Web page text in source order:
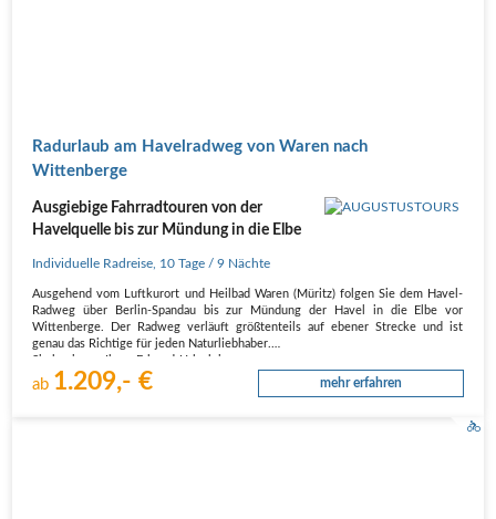
Radurlaub am Havelradweg von Waren nach
Wittenberge
Ausgiebige Fahrradtouren von der
Havelquelle bis zur Mündung in die Elbe
Individuelle Radreise 10 Tage / 9 Nächte
Ausgehend vom Luftkurort und Heilbad Waren (Müritz) folgen Sie dem Havel-
Radweg über Berlin-Spandau bis zur Mündung der Havel in die Elbe vor
Wittenberge. Der Radweg verläuft größtenteils auf ebener Strecke und ist
genau das Richtige für jeden Naturliebhaber.
ab 1.209,- € mehr erfahren